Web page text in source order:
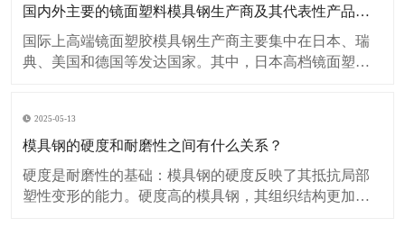
磨损及疲劳裂纹等缺陷
国内外主要的镜面塑料模具钢生产商及其代表性产品有哪些特点？
国际上高端镜面塑胶模具钢生产商主要集中在日本、瑞
典、美国和德国等发达国家。其中，日本高档镜面塑料
FS139M、FS636ESR、FS880ESR等钢种. 中国抚顺特钢
（FuShun Special St
2025-05-13
模具钢的硬度和耐磨性之间有什么关系？
硬度是耐磨性的基础：模具钢的硬度反映了其抵抗局部
塑性变形的能力。硬度高的模具钢，其组织结构更加致